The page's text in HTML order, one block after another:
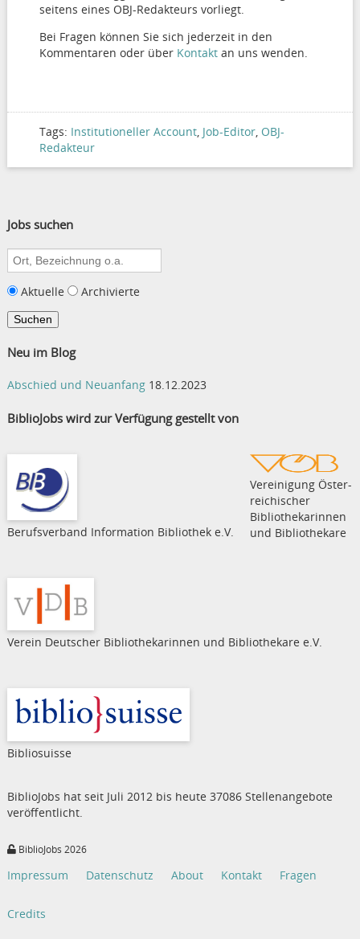
seitens eines OBJ-Redakteurs vorliegt.
Bei Fragen können Sie sich jederzeit in den
Kommentaren oder über Kontaktan uns wenden.
Tags: Institutioneller Account, Job-Editor, OBJ-
Redakteur
Jobs suchen
Suche
nach:
Aktuelle
Archivierte
Neu im Blog
Abschied und Neuanfang 18.12.2023
BiblioJobs wird zur Verfügung gestellt von
Berufsverband Information Bibliothek e.V.
Verein Deutscher Bibliothekarinnen und Bibliothekare e.V.
Vereinigung Öster­
rei­chi­scher
Bibliothekarinnen
und Bibliothekare
Bibliosuisse
BiblioJobs hat seit Juli 2012 bis heute 37086 Stellenangebote
veröffentlicht.
BiblioJobs 2026
Impressum Datenschutz About Kontakt Fragen
Credits